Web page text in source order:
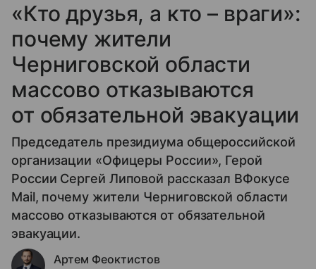
«Кто друзья, а кто – враги»:
почему жители
Черниговской области
массово отказываются
от обязательной эвакуации
Председатель президиума общероссийской
организации «Офицеры России», Герой
России Сергей Липовой рассказал ВФокусе
Mail, почему жители Черниговской области
массово отказываются от обязательной
эвакуации.
Артем Феоктистов